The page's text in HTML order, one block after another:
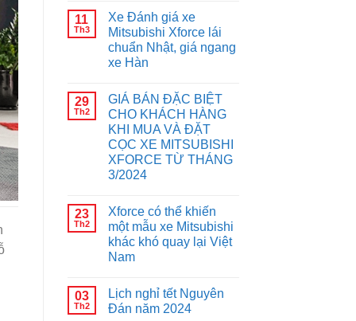
11
Th3
Xe Đánh giá xe
Mitsubishi Xforce lái
chuẩn Nhật, giá ngang
xe Hàn
29
Th2
GIÁ BÁN ĐẶC BIỆT
CHO KHÁCH HÀNG
KHI MUA VÀ ĐẶT
CỌC XE MITSUBISHI
XFORCE TỪ THÁNG
3/2024
23
Th2
Xforce có thể khiến
một mẫu xe Mitsubishi
khác khó quay lại Việt
Nam
03
Th2
Lịch nghỉ tết Nguyên
Đán năm 2024